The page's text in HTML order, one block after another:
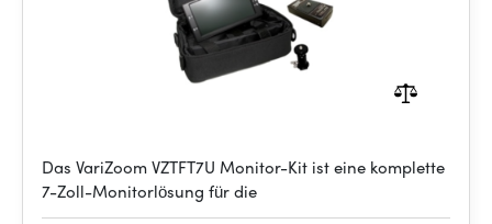
Das VariZoom VZTFT7U Monitor-Kit ist eine komplette
7-Zoll-Monitorlösung für die